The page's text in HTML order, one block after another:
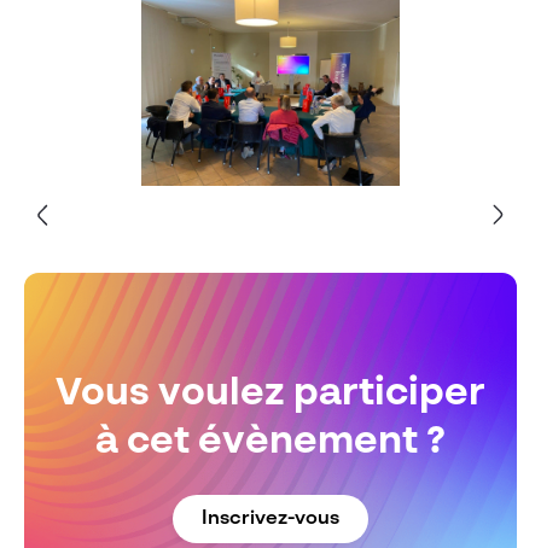
Vous voulez participer
à cet évènement ?
Inscrivez-vous